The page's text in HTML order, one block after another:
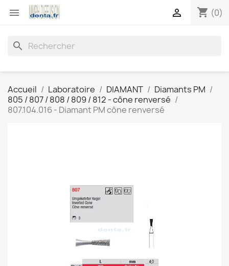
 shopping_cart (0)

search
Accueil Laboratoire DIAMANT
Diamants PM
805 / 807 / 808 / 809 / 812 - cône renversé
807.104.016 - Diamant PM cône renversé